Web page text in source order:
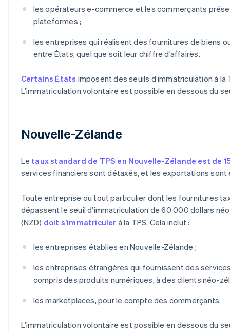
les opérateurs e-commerce et les commerçants
plateformes ;
les entreprises qui réalisent des fournitures de biens
entre États, quel que soit leur chiffre d’affaires.
Certains États imposent des seuils d’immatriculation à la
L’immatriculation volontaire est possible en dessous du
Nouvelle-Zélande
Le taux standard de TPS en Nouvelle-Zélande est de
services financiers sont détaxés, et les exportations sont
Toute entreprise ou tout particulier dont les fournitures
dépassent le seuil d’immatriculation de 60 000 dollars
(NZD) doit s’immatriculer à la TPS. Cela inclut :
les entreprises établies en Nouvelle-Zélande ;
les entreprises étrangères qui fournissent des
compris des produits numériques, à des clients néo-
les marketplaces, pour le compte des commerçants.
L’immatriculation volontaire est possible en dessous du